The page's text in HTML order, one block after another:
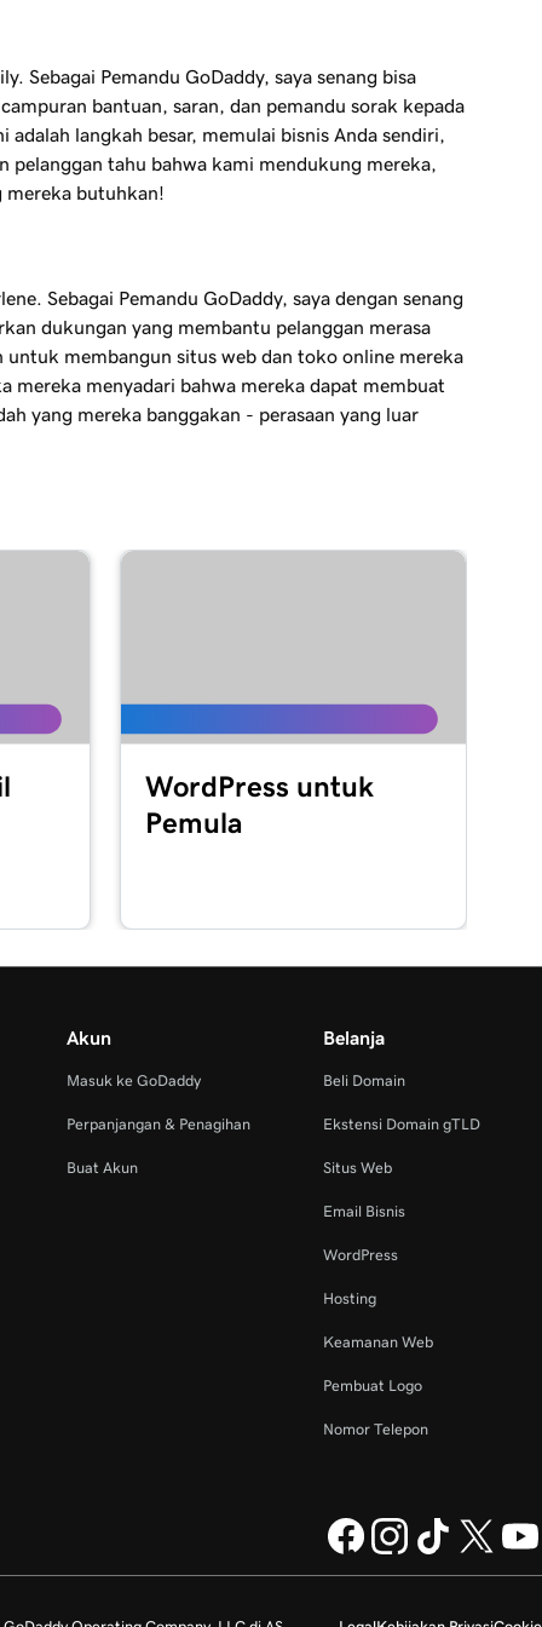
Sebagai Pemandu GoDaddy, saya senang bisa
bantuan, saran, dan pemandu sorak kepada
adalah langkah besar, memulai bisnis Anda sendiri,
pelanggan tahu bahwa kami mendukung mereka,
mereka butuhkan!
Sebagai Pemandu GoDaddy, saya dengan senang
dukungan yang membantu pelanggan merasa
untuk membangun situs web dan toko online mereka
mereka menyadari bahwa mereka dapat membuat
yang mereka banggakan - perasaan yang luar
WordPress untuk
Pemula
Akun
Masuk ke GoDaddy
Perpanjangan & Penagihan
Buat Akun
Belanja
Beli Domain
Ekstensi Domain gTLD
Situs Web
Email Bisnis
WordPress
Hosting
Keamanan Web
Pembuat Logo
Nomor Telepon